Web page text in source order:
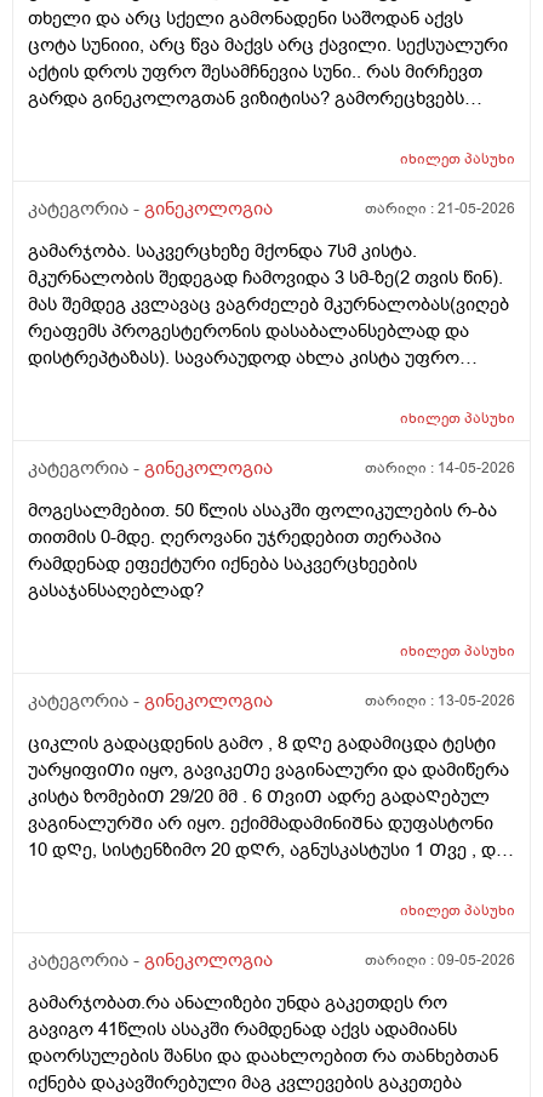
საკვერცხეები და უპირველესად, მკერდი). თუ
შეიძლება, მითხრათ_დიდი მადლობა
გულისხმიერებისთვის!
თხელი და არც სქელი გამონადენი საშოდან აქვს
ცოტა სუნიიი, არც წვა მაქვს არც ქავილი. სექსუალური
აქტის დროს უფრო შესამჩნევია სუნი.. რას მირჩევთ
გარდა გინეკოლოგთან ვიზიტისა? გამორეცხვებს
მაინტერესებს პირიდან ამომდის რაღაცნაირი სუნი
იყოს?
იხილეთპასუხი
კატეგორია - გინეკოლოგია თარიღი :21-05-2026
გამარჯობა. საკვერცხეზე მქონდა 7სმ კისტა.
მკურნალობის შედეგად ჩამოვიდა 3 სმ-ზე(2 თვის წინ).
მას შემდეგ კვლავაც ვაგრძელებ მკურნალობას(ვიღებ
რეაფემს პროგესტერონის დასაბალანსებლად და
დისტრეპტაზას). სავარაუდოდ ახლა კისტა უფრო
ვიზიტი) მსურს აპარატული მასაჟის - ენდოსფერო
კეთდება და ვიბრაციის მეშვეობით აუმჯობესებს
მაინტერესებს, მუცლის არეზე დასაშვებია ეს
პროცედურა?
იხილეთპასუხი
კატეგორია - გინეკოლოგია თარიღი : 14-05-2026
მოგესალმებით. 50 წლის ასაკში ფოლიკულების რ-ბა
თითმის 0-მდე. ღეროვანი უჯრედებით თერაპია
რამდენად ეფექტური იქნება საკვერცხეების
გასაჯანსაღებლად?
იხილეთპასუხი
კატეგორია - გინეკოლოგია თარიღი : 13-05-2026
ციკლის გადაცდენის გამო , 8 დᲦე გადამიცდა ტესტი
უარყიფიᲗი იყო, გავიკეᲗე ვაგინალური და დამიწერა
კისტა ზომებიᲗ 29/20 მმ . 6 ᲗვიᲗ ადრე გადაᲦებულ
ვაგინალურᲨი არ იყო. ექიმმადამინიᲨნა დუფასტონი
10 დᲦე, სისტენზიმო 20 დᲦრ, აგნუსკასტუსი 1 Თვე , და
რამდენადსაყურადᲦებოა და Თუ დაეხმარება ეს
იხილეთპასუხი
კატეგორია - გინეკოლოგია თარიღი :09-05-2026
გამარჯობათ.რა ანალიზები უნდა გაკეთდეს რო
გავიგო 41წლის ასაკში რამდენად აქვს ადამიანს
დაორსულების შანსი და დაახლოებით რა თანხებთან
იქნება დაკავშირებული მაგ კვლევების გაკეთება